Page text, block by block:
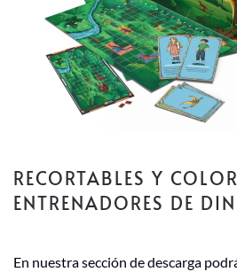
RECORTABLES Y
ENTRENADORES DE
En nuestra sección de descarga